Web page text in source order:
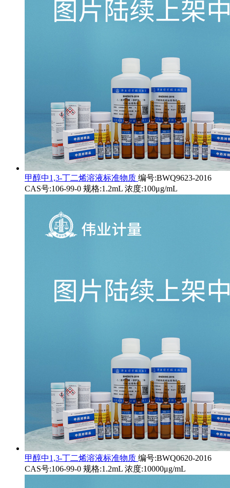
甲醇中1,3-丁二烯溶液标准物质 编号:BWQ9623-2016
CAS号:106-99-0 规格:1.2mL 浓度:100μg/mL
甲醇中1,3-丁二烯溶液标准物质 编号:BWQ0620-2016
CAS号:106-99-0 规格:1.2mL 浓度:10000μg/mL